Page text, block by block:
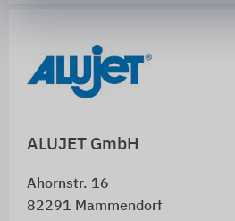
ALUJET GmbH
Ahornstr. 16
82291 Mammendorf
Schnelleinstiege